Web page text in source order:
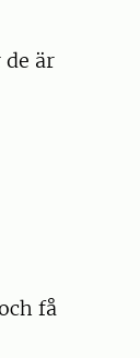
är
få